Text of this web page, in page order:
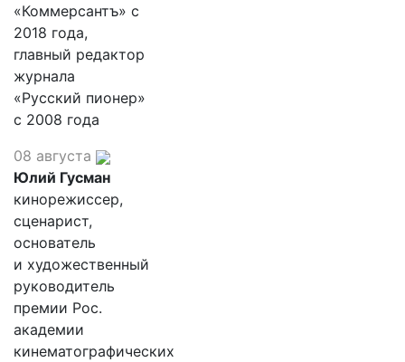
«Коммерсантъ» с
2018 года,
главный редактор
журнала
«Русский пионер»
с 2008 года
08 августа
Юлий Гусман
кинорежиссер,
сценарист,
основатель
и художественный
руководитель
премии Рос.
академии
кинематографических